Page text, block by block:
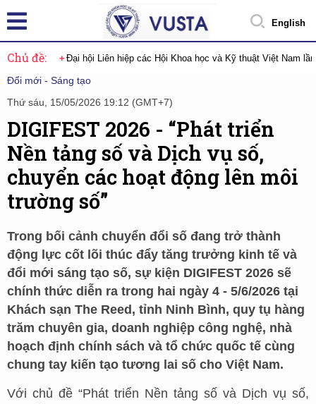
English
Chủ đề: Đại hội Liên hiệp các Hội Khoa học và Kỹ thuật Việt Nam
Đổi mới - Sáng tạo
Thứ sáu, 15/05/2026 19:12 (GMT+7)
DIGIFEST 2026 - “Phát triển
Nền tảng số và Dịch vụ số,
chuyển các hoạt động lên môi
trường số”
Trong bối cảnh chuyển đổi số đang trở thành
động lực cốt lõi thúc đẩy tăng trưởng kinh tế và
đổi mới sáng tạo số, sự kiện DIGIFEST 2026 sẽ
chính thức diễn ra trong hai ngày 4 - 5/6/2026 tại
Khách sạn The Reed, tỉnh Ninh Bình, quy tụ hàng
trăm chuyên gia, doanh nghiệp công nghệ, nhà
hoạch định chính sách và tổ chức quốc tế cùng
chung tay kiến tạo tương lai số cho Việt Nam.
Với chủ đề “Phát triển Nền tảng số và Dịch vụ số,